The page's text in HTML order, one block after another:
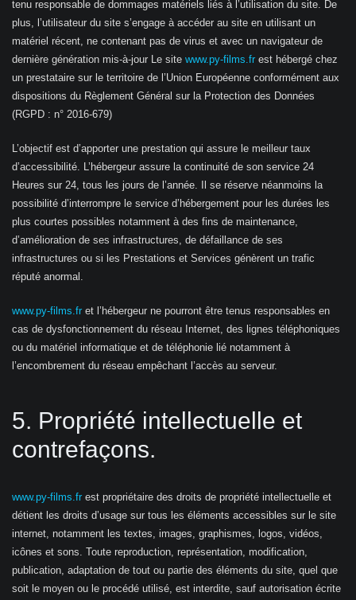
tenu responsable de dommages matériels liés à l’utilisation du site. De
plus, l’utilisateur du site s’engage à accéder au site en utilisant un
matériel récent, ne contenant pas de virus et avec un navigateur de
dernière génération mis-à-jour Le site www.py-films.fr est hébergé chez
un prestataire sur le territoire de l’Union Européenne conformément aux
dispositions du Règlement Général sur la Protection des Données
(RGPD : n° 2016-679)
L’objectif est d’apporter une prestation qui assure le meilleur taux
d’accessibilité. L’hébergeur assure la continuité de son service 24
Heures sur 24, tous les jours de l’année. Il se réserve néanmoins la
possibilité d’interrompre le service d’hébergement pour les durées les
plus courtes possibles notamment à des fins de maintenance,
d’amélioration de ses infrastructures, de défaillance de ses
infrastructures ou si les Prestations et Services génèrent un trafic
réputé anormal.
www.py-films.fr et l’hébergeur ne pourront être tenus responsables en
cas de dysfonctionnement du réseau Internet, des lignes téléphoniques
ou du matériel informatique et de téléphonie lié notamment à
l’encombrement du réseau empêchant l’accès au serveur.
5. Propriété intellectuelle et
contrefaçons.
www.py-films.fr est propriétaire des droits de propriété intellectuelle et
détient les droits d’usage sur tous les éléments accessibles sur le site
internet, notamment les textes, images, graphismes, logos, vidéos,
icônes et sons. Toute reproduction, représentation, modification,
publication, adaptation de tout ou partie des éléments du site, quel que
soit le moyen ou le procédé utilisé, est interdite, sauf autorisation écrite